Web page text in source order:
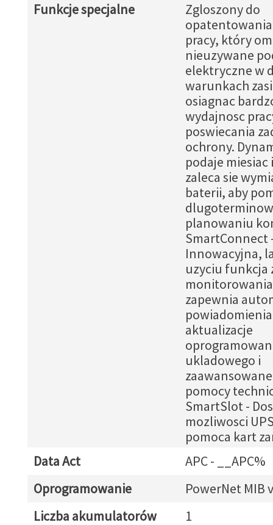
Funkcje specjalne
Zgloszony do
pracy, który
nieuzywane
elektryczne w
warunkach
osiagnac
wydajnosc
poswiecania
ochrony.
podaje miesiac
zaleca sie
baterii, aby
planowaniu
SmartConnect
Innowacyjna,
uzyciu funkcja
zapewnia
aktualizacje
ukladowego i
pomocy
SmartSlot -
mozliwosci
pomoca kart
Data Act
APC - __APC%
Oprogramowanie
PowerNet MIB
Liczba akumulatorów
1